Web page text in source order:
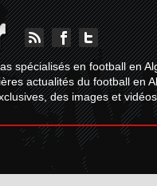
spécialisés en football en
actualités du football en
des images et